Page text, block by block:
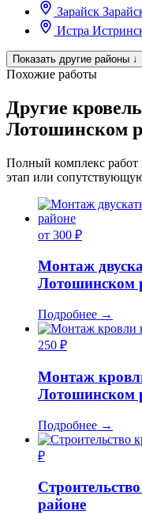
Зарайск
Истра
Показать другие районы ↓
Похожие работы
Другие
Лотошинском
Полный комплекс
этап или
от 300 ₽
Монтаж
Лотошинском
Подробнее →
250 ₽
Монтаж
Лотошинском
Подробнее →
₽
районе